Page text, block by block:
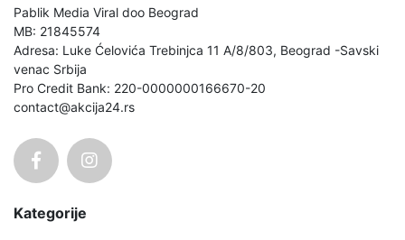
Pablik Media Viral doo Beograd
MB: 21845574
Adresa: Luke Ćelovića Trebinjca 11 A/8/803, Beograd -Savski
venac Srbija
Pro Credit Bank: 220-0000000166670-20
contact@akcija24.rs
Kategorije